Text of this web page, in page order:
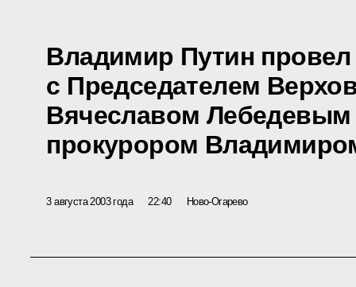
Владимир Путин провел
с Председателем
Вячеславом
прокурором
3 августа 2003 года 22:40 Ново-Огарево